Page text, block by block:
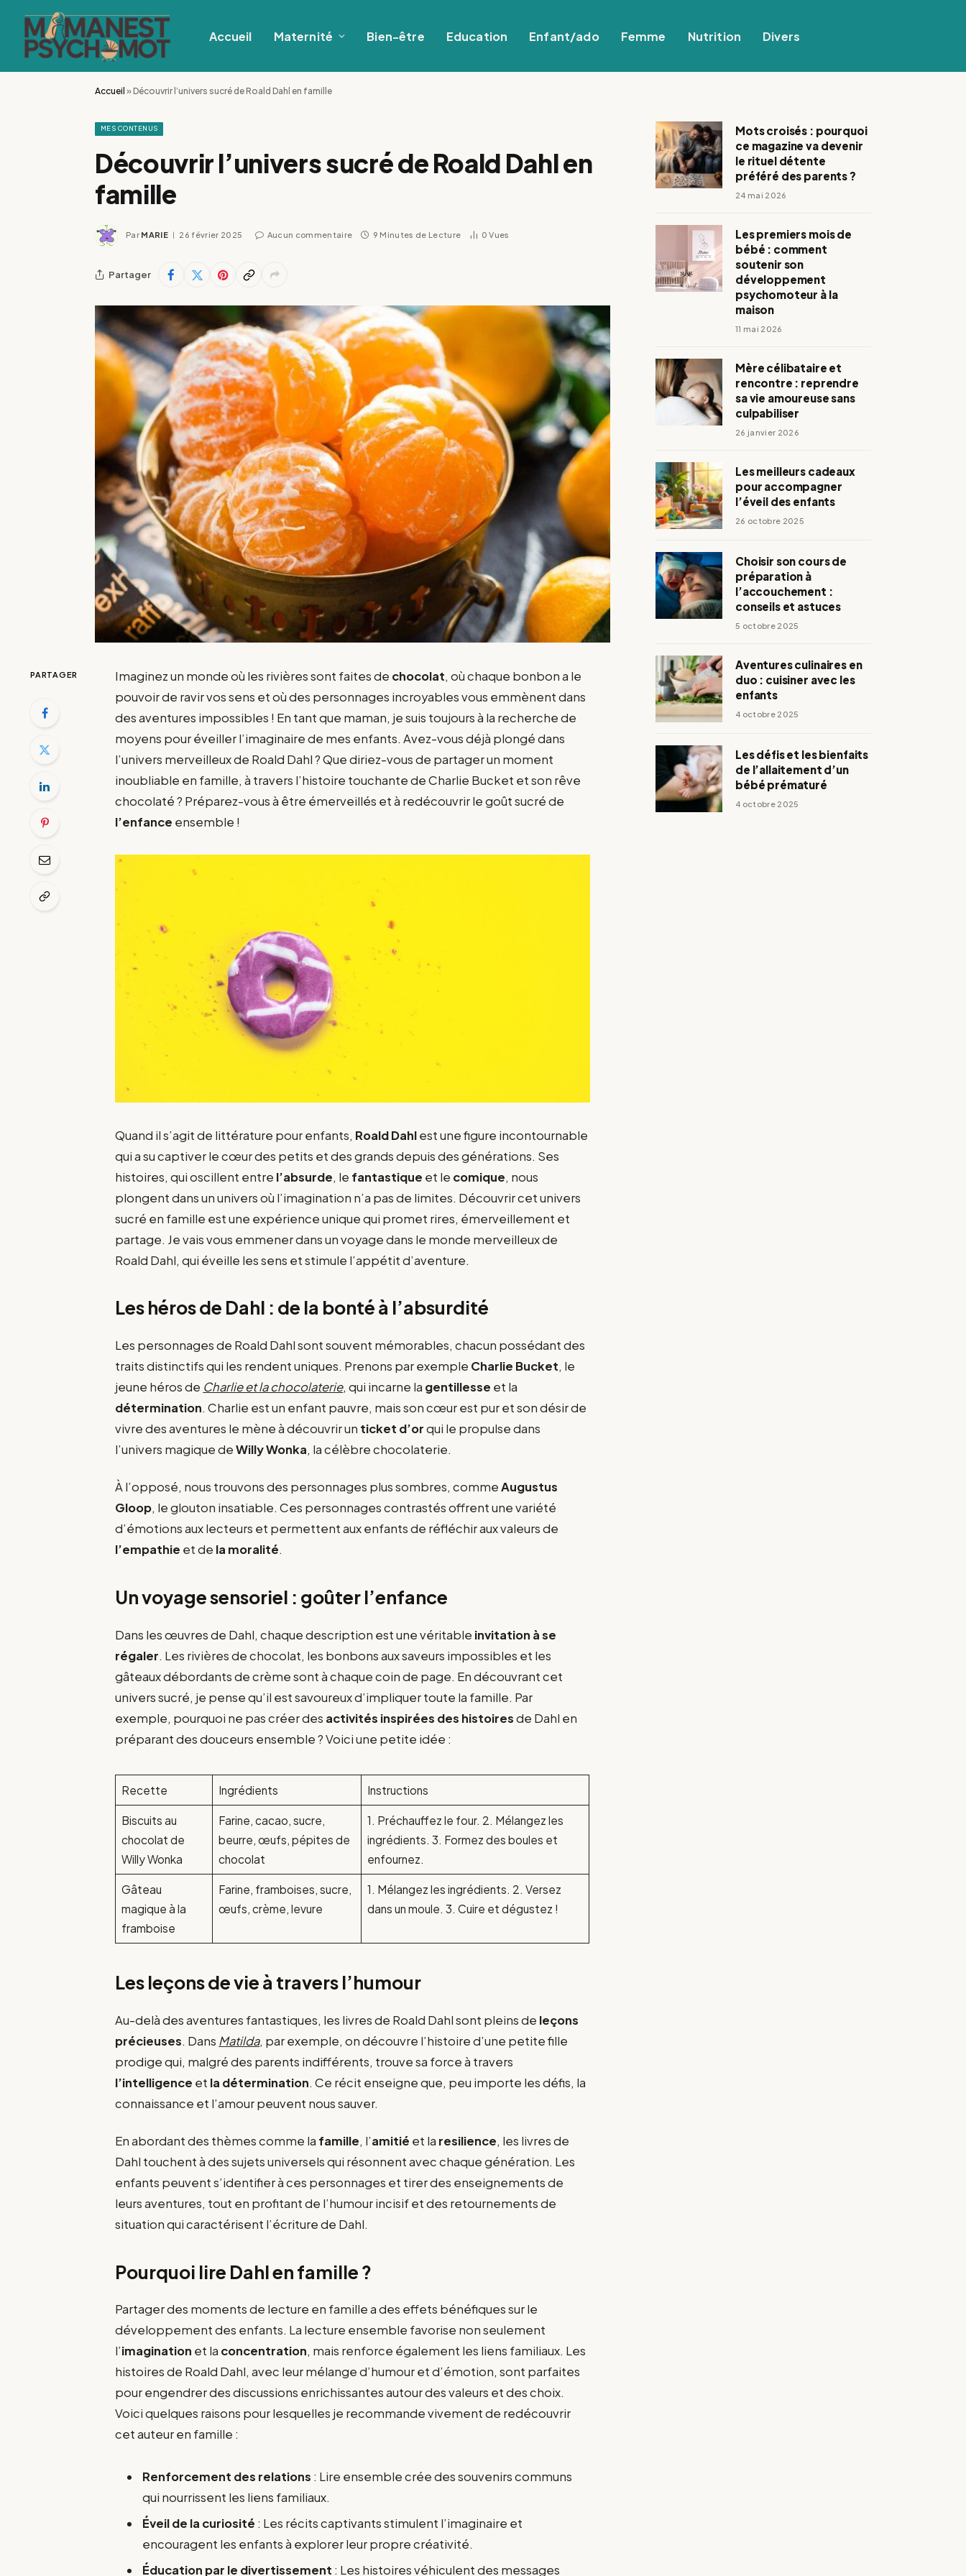
Accueil Maternité Bien-être Education Enfant/ado Femme Nutrition Divers
Accueil »Découvrir l’univers sucré de Roald Dahl en famille
MES CONTENUS
Découvrir l’univers sucré de Roald Dahl en
famille
Par MARIE 26 février 2025 Aucun commentaire 9 Minutes de Lecture 0Vues
Partager
PARTAGER Imaginez un monde où les rivières sont faites de chocolat, où chaque bonbon a le
pouvoir de ravir vos sens et où des personnages incroyables vous emmènent dans
des aventures impossibles ! En tant que maman, je suis toujours à la recherche de
moyens pour éveiller l’imaginaire de mes enfants. Avez-vous déjà plongé dans
l’univers merveilleux de Roald Dahl ? Que diriez-vous de partager un moment
inoubliable en famille, à travers l’histoire touchante de Charlie Bucket et son rêve
chocolaté ? Préparez-vous à être émerveillés et à redécouvrir le goût sucré de
l’enfance ensemble !
Quand il s’agit de littérature pour enfants, Roald Dahlest une figure incontournable
qui a su captiver le cœur des petits et des grands depuis des générations. Ses
histoires, qui oscillent entre l’absurde, le fantastique et le comique, nous
plongent dans un univers où l’imagination n’a pas de limites. Découvrir cet univers
sucré en famille est une expérience unique qui promet rires, émerveillement et
partage. Je vais vous emmener dans un voyage dans le monde merveilleux de
Roald Dahl, qui éveille les sens et stimule l’appétit d’aventure.
Les héros de Dahl : de la bonté à l’absurdité
Les personnages de Roald Dahl sont souvent mémorables, chacun possédant des
traits distinctifs qui les rendent uniques. Prenons par exemple Charlie Bucket, le
jeune héros de Charlie et la chocolaterie, qui incarne la gentillesse et la
détermination. Charlie est un enfant pauvre, mais son cœur est pur et son désir de
vivre des aventures le mène à découvrir un ticket d’orqui le propulse dans
l’univers magique deWilly Wonka, la célèbre chocolaterie.
À l’opposé, nous trouvons des personnages plus sombres, commeAugustus
Gloop, le glouton insatiable. Ces personnages contrastés offrent une variété
d’émotions aux lecteurs et permettent aux enfants de réfléchir aux valeurs de
l’empathie et de la moralité.
Un voyage sensoriel : goûter l’enfance
Dans les œuvres de Dahl, chaque description est une véritable invitation à se
régaler. Les rivières de chocolat, les bonbons aux saveurs impossibles et les
gâteaux débordants de crème sont à chaque coin de page. En découvrant cet
univers sucré, je pense qu’il est savoureux d’impliquer toute la famille. Par
exemple, pourquoi ne pas créer des activités inspirées des histoiresde Dahl en
préparant des douceurs ensemble ? Voici une petite idée :
Recette Ingrédients Instructions
Biscuits au
chocolat de
Willy Wonka
Farine, cacao, sucre,
beurre, œufs, pépites de
chocolat
1. Préchauffez le four. 2. Mélangez les
ingrédients. 3. Formez des boules et
enfournez.
Gâteau
magique à la
framboise
Farine, framboises, sucre,
œufs, crème, levure
1. Mélangez les ingrédients. 2. Versez
dans un moule. 3. Cuire et dégustez !
Les leçons de vie à travers l’humour
Au-delà des aventures fantastiques, les livres de Roald Dahl sont pleins de leçons
précieuses. Dans Matilda, par exemple, on découvre l’histoire d’une petite fille
prodige qui, malgré des parents indifférents, trouve sa force à travers
l’intelligence et la détermination. Ce récit enseigne que, peu importe les défis, la
connaissance et l’amour peuvent nous sauver.
En abordant des thèmes comme la famille, l’amitié et la resilience, les livres de
Dahl touchent à des sujets universels qui résonnent avec chaque génération. Les
enfants peuvent s’identifier à ces personnages et tirer des enseignements de
leurs aventures, tout en profitant de l’humour incisif et des retournements de
situation qui caractérisent l’écriture de Dahl.
Pourquoi lire Dahl en famille ?
Partager des moments de lecture en famille a des effets bénéfiques sur le
développement des enfants. La lecture ensemble favorise non seulement
l’imagination et la concentration, mais renforce également les liens familiaux. Les
histoires de Roald Dahl, avec leur mélange d’humour et d’émotion, sont parfaites
pour engendrer des discussions enrichissantes autour des valeurs et des choix.
Voici quelques raisons pour lesquelles je recommande vivement de redécouvrir
cet auteur en famille :
Renforcement des relations : Lire ensemble crée des souvenirs communs
qui nourrissent les liens familiaux.
Éveil de la curiosité : Les récits captivants stimulent l’imaginaire et
encouragent les enfants à explorer leur propre créativité.
Éducation par le divertissement : Les histoires véhiculent des messages
Mots croisés : pourquoi
ce magazine va devenir
le rituel détente
préféré des parents ?
24 mai 2026
Les premiers mois de
bébé : comment
soutenir son
développement
psychomoteur à la
maison
11 mai 2026
Mère célibataire et
rencontre : reprendre
sa vie amoureuse sans
culpabiliser
26 janvier 2026
Les meilleurs cadeaux
pour accompagner
l’éveil des enfants
26 octobre 2025
Choisir son cours de
préparation à
l’accouchement :
conseils et astuces
5 octobre 2025
Aventures culinaires en
duo : cuisiner avec les
enfants
4 octobre 2025
Les défis et les bienfaits
de l’allaitement d’un
bébé prématuré
4 octobre 2025